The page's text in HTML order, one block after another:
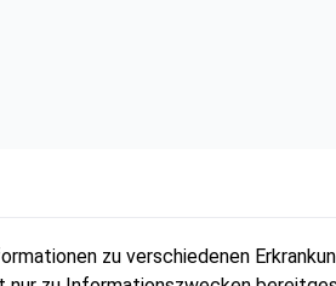
zu verschiedenen